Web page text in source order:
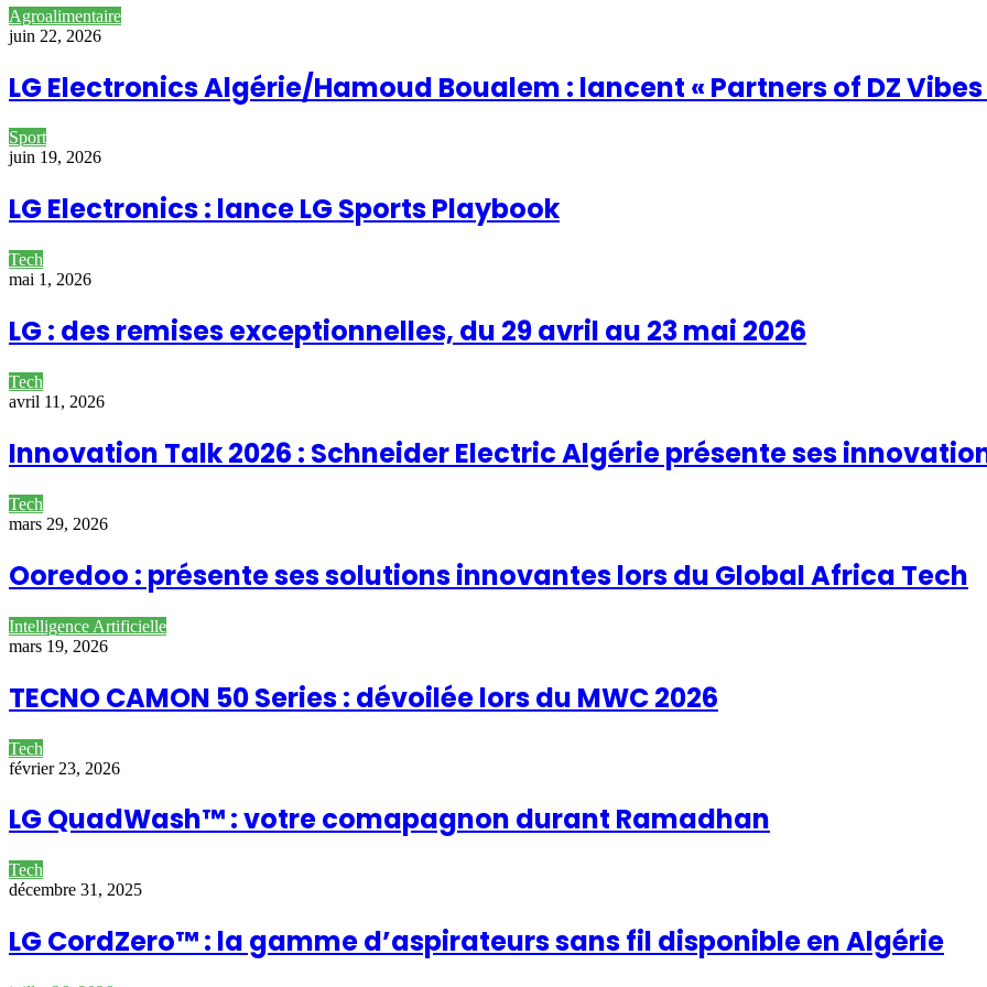
Agroalimentaire
juin 22, 2026
LG Electronics Algérie/Hamoud Boualem : lancent « Partners of DZ Vibes
Sport
juin 19, 2026
LG Electronics : lance LG Sports Playbook
Tech
mai 1, 2026
LG : des remises exceptionnelles, du 29 avril au 23 mai 2026
Tech
avril 11, 2026
Innovation Talk 2026 : Schneider Electric Algérie présente ses
Tech
mars 29, 2026
Ooredoo : présente ses solutions innovantes lors du Global Africa Tech
Intelligence Artificielle
mars 19, 2026
TECNO CAMON 50 Series : dévoilée lors du MWC 2026
Tech
février 23, 2026
LG QuadWash™ : votre comapagnon durant Ramadhan
Tech
décembre 31, 2025
LG CordZero™ : la gamme d’aspirateurs sans fil disponible en Algérie